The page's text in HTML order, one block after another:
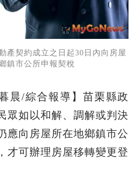
產契約成立之日起30日內向房屋
鎮市公所申報契稅
暮晨/綜合報導】苗栗縣政
眾如以和解、調解或判決
應向房屋所在地鄉鎮市公
才可辦理房屋移轉變更登